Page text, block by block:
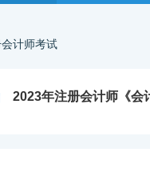
计师考试
2023年注册会计师《会